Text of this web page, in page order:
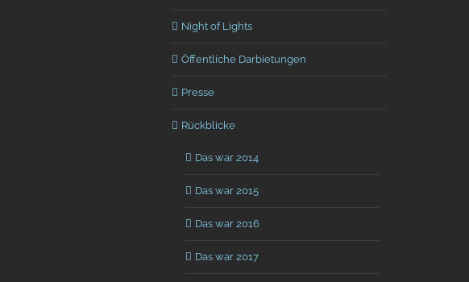
Night of Lights
Öffentliche Darbietungen
Presse
Rückblicke
Das war 2014
Das war 2015
Das war 2016
Das war 2017